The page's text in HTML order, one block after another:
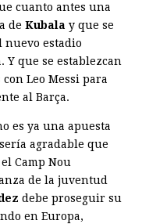
cuanto antes una
de Kubala y que se
estadio
Y que se establezcan
Leo Messi para
al Barça.
es ya una apuesta
agradable que
Camp Nou
de la juventud
debe proseguir su
en Europa,